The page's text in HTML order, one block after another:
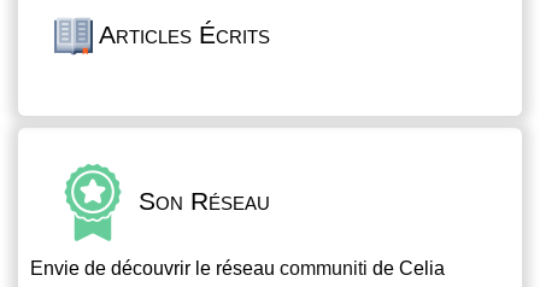
Articles Écrits
Son Réseau
Envie de découvrir le réseau communiti de Celia